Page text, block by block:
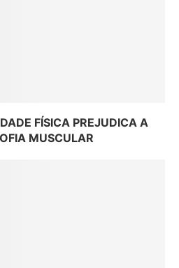
FÍSICA PREJUDICA A
MUSCULAR